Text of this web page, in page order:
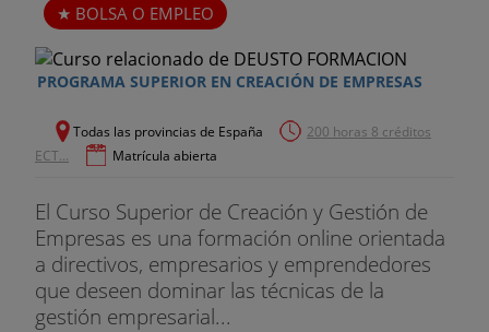
BOLSA O EMPLEO
PROGRAMA SUPERIOR EN CREACIÓN DE EMPRESAS
Todas las provincias de España
200 horas 8 créditos
ECT...
Matrícula abierta
El Curso Superior de Creación y Gestión de
Empresas es una formación online orientada
a directivos, empresarios y emprendedores
que deseen dominar las técnicas de la
gestión empresarial...